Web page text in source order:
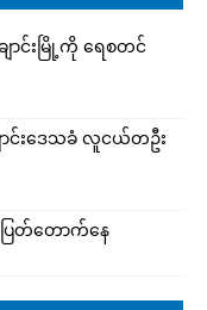
ောင်းမြို့ကို ရေစတင်
ာင်းဒေသခံ လူငယ်တဦး
ပြတ်တောက်နေ